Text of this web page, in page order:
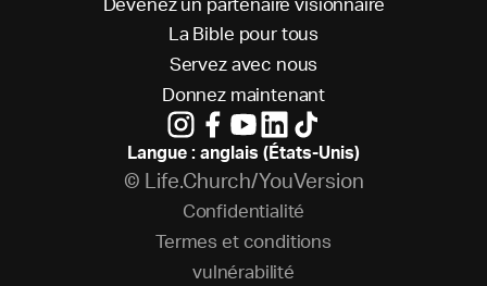
La Bible pourtous
Servezavec nous
Donnez maintenant
Langue : anglais (États-Unis)
© Life.Church/YouVersion
Confidentialité
Termes et conditions
vulnérabilité